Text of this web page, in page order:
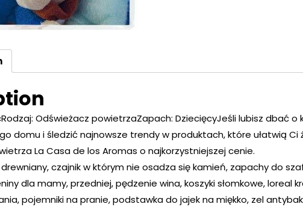
Odświeżacz powietrzaZapach: DziecięcyJeśli lubisz dbać o
domu i śledzić najnowsze trendy w produktach, które ułatwią Ci
La Casa de los Aromas o najkorzystniejszej cenie.
czajnik w którym nie osadza się kamień, zapachy do
dla mamy, przedniej, pędzenie wina, koszyki słomkowe, loreal
pojemniki na pranie, podstawka do jajek na miękko, zel